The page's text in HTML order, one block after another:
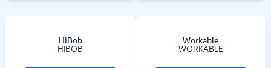
HiBob
HIBOB
Workable
WORKABLE